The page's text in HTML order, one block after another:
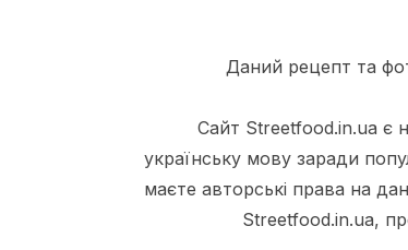
Даний рецепт та
Сайт Streetfood.in.ua є
українську мову заради
маєте авторські права на
Streetfood.in.ua,